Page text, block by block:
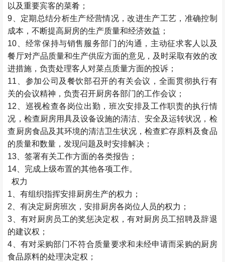
以及重要宾客的菜肴；
9、定期总结分析生产经营情况，改进生产工艺，准确控制
成本，不断提高厨房的生产质量和经济效益；
10、经常保持与销售服务部门的沟通，主动征求客人以及
餐厅对产品质量和生产供应方面的意见，及时采取有效的改
进措施，负责处理客人对菜点质量方面的投诉；
11、参加公司及餐饮部召开的有关会议，全面贯彻执行有
关的会议精神，负责召开厨房各部门的工作会议；
12、巡视检查各岗位出勤，班次安排及工作职责的执行情
况，检查厨房用具及设备设施的清洁、安全及运转状况，检
查厨房食品及其环境的清洁卫生状况，检查贮存原料及食品
的质量和数量，发现问题及时安排解决；
13、签署有关工作方面的各类报告；
14、完成上级布置的其他各项工作。
权力
1、有组织指挥安排厨房生产的权力；
2、有决定厨房班次，安排厨房各岗位人员的权力；
3、有对厨房员工的奖惩决定权，有对厨房员工招聘及辞退
的建议权；
4、有对采购部门不符合质量要求和未经申请而采购的厨房
食品原料的处理决定权；